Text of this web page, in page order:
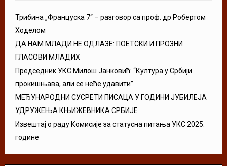
Трибина „Француска 7“ – разговор са проф. др Робертом
Ходелом
ДА НАМ МЛАДИ НЕ ОДЛАЗЕ: ПОЕТСКИ И ПРОЗНИ
ГЛАСОВИ МЛАДИХ
Председник УКС Милош Јанковић: “Култура у Србији
прокишњава, али се неће удавити”
МЕЂУНАРОДНИ СУСРЕТИ ПИСАЦА У ГОДИНИ ЈУБИЛЕЈА
УДРУЖЕЊА КЊИЖЕВНИКА СРБИЈЕ
Извештај о раду Комисије за статусна питања УКС 2025.
године